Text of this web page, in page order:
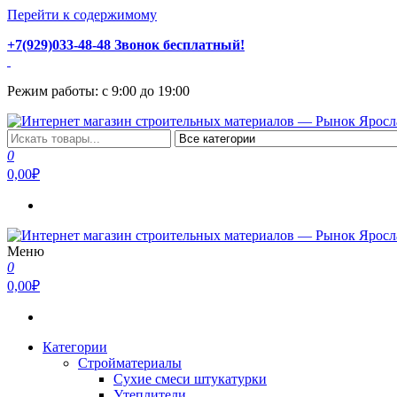
Перейти к содержимому
+7(929)033-48-48 Звонок бесплатный!
Режим работы: с 9:00 до 19:00
Интернет магазин строительных материалов — Рынок
Стройматериалы с доставкой и самовывозом можно купить у
0
0,00₽
Интернет магазин строительных материалов — Рынок
Стройматериалы с доставкой и самовывозом можно купить у
Меню
0
0,00₽
Категории
Стройматериалы
Сухие смеси штукатурки